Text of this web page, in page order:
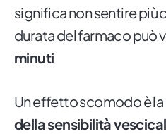
significa non sentire più
durata del farmaco può
minuti
Un effetto scomodo è
della sensibilità